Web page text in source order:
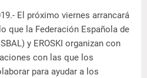
El próximo viernes arrancará
que la Federación Española de
y EROSKI organizan con
con las que los
para ayudar a los